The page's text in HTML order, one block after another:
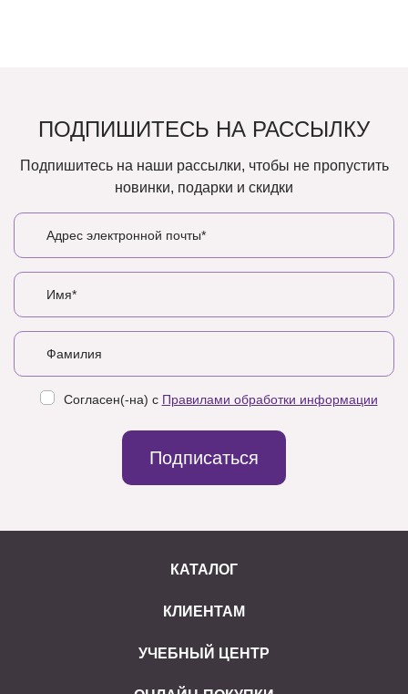
ПОДПИШИТЕСЬ НА РАССЫЛКУ
Подпишитесь на наши рассылки, чтобы не пропустить
новинки, подарки и скидки
Согласен(-на) с Правилами обработки информации
Подписаться
КАТАЛОГ
КЛИЕНТАМ
УЧЕБНЫЙ ЦЕНТР